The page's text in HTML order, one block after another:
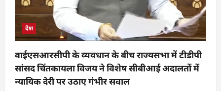
देश
वाईएसआरसीपी के व्यवधान के बीच राज्यसभा में टीडीपी
सांसद चिंतकायला विजय ने विशेष सीबीआई अदालतों में
न्यायिक देरी पर उठाए गंभीर सवाल